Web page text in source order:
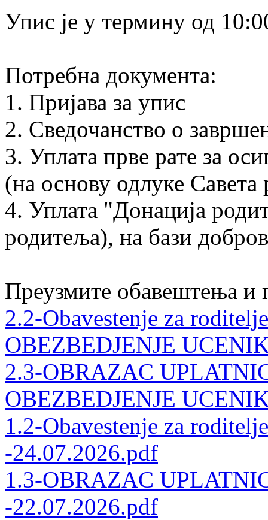
Упис је у термину од
Потребна документа:
1. Пријава за упис
2. Сведочанство о
3. Уплата прве рате за
(на основу одлуке
4. Уплата "Донација
родитеља), на бази
Преузмите обавештења и
2.2-Obavestenje za
OBEZBEDJENJE
2.3-OBRAZAC
OBEZBEDJENJE
1.2-Obavestenje za
-24.07.2026.pdf
1.3-OBRAZAC
-22.07.2026.pdf